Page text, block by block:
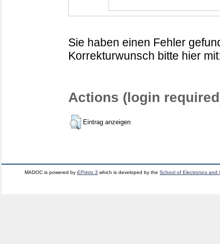
Sie haben einen Fehler
Korrekturwunsch bitte hier
Actions (login
Eintrag anzeigen
MADOC is powered byEPrints 3 which is developed by theSchool of Electronics and